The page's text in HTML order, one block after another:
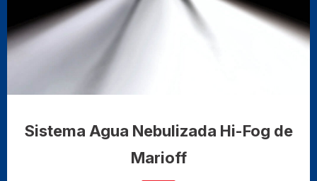
Sistema Agua Nebulizada Hi-Fog de
Marioff